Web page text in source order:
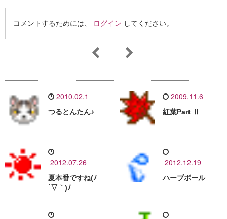
コメントするためには、 ログイン してください。
2010.02.1
つるとんたん♪
2009.11.6
紅葉Part Ⅱ
2012.07.26
夏本番ですね(ﾉ
´▽｀)ﾉ
2012.12.19
ハーブボール